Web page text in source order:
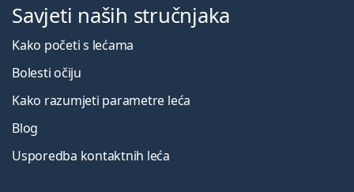
Savjeti naših stručnjaka
Kako početi s lećama
Bolesti očiju
Kako razumjeti parametre leća
Blog
Usporedba kontaktnih leća